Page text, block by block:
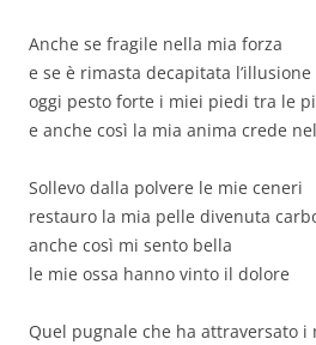
Anche se fragile nella mia forza
e se è rimasta decapitata l’illusione
oggi pesto forte i miei piedi tra le
e anche così la mia anima crede
Sollevo dalla polvere le mie ceneri
restauro la mia pelle divenuta
anche così mi sento bella
le mie ossa hanno vinto il dolore
Quel pugnale che ha attraversato i